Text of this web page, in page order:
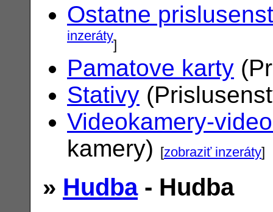
Ostatne
inzeráty]
Pamatove karty
Stativy
Videokamery-
kamery) [zobraziť inzeráty]
» Hudba- Hudba